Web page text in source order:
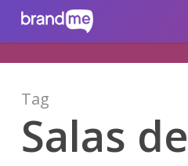
brandme.la
Tag
Salas